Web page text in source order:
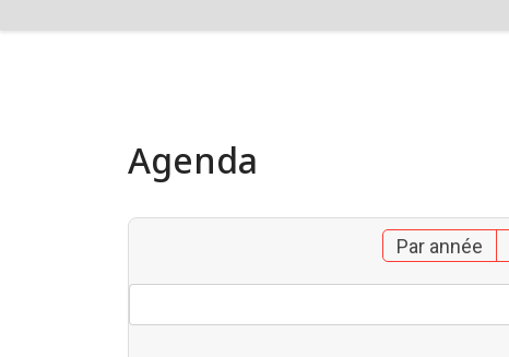
Agenda
Par année